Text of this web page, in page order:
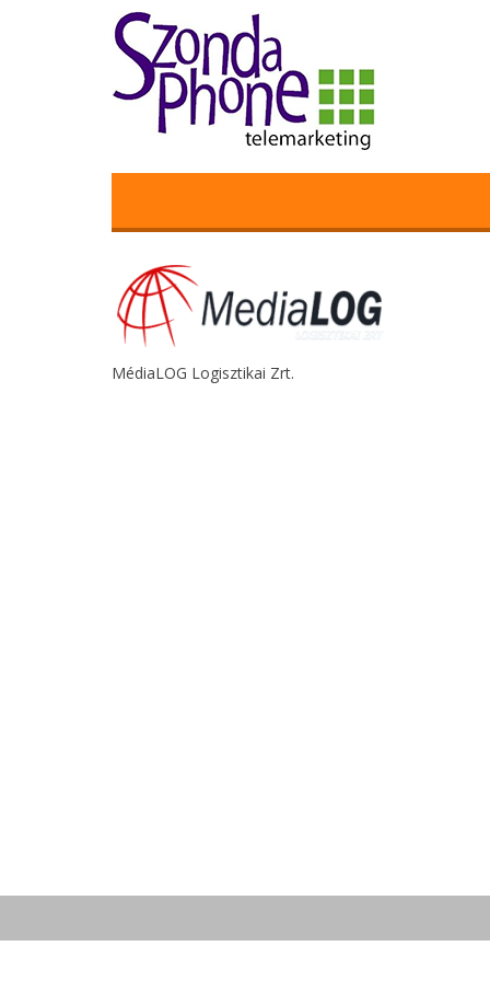
MédiaLOG Logisztikai Zrt.